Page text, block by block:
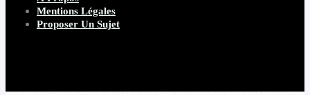
Mentions Légales
Proposer Un Sujet